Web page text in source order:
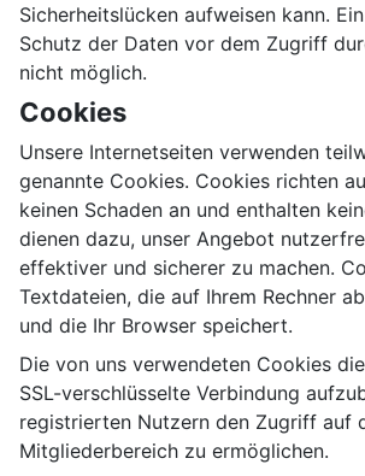
Sicherheitslücken aufweisen kann.
Schutz der Daten vor dem Zugriff
nicht möglich.
Cookies
Unsere Internetseiten verwenden
genannte Cookies. Cookies richten
keinen Schaden an und enthalten
dienen dazu, unser Angebot
effektiver und sicherer zu machen.
Textdateien, die auf Ihrem Rechner
und die Ihr Browser speichert.
Die von uns verwendeten Cookies
SSL-verschlüsselte Verbindung
registrierten Nutzern den Zugriff auf
Mitgliederbereich zu ermöglichen.